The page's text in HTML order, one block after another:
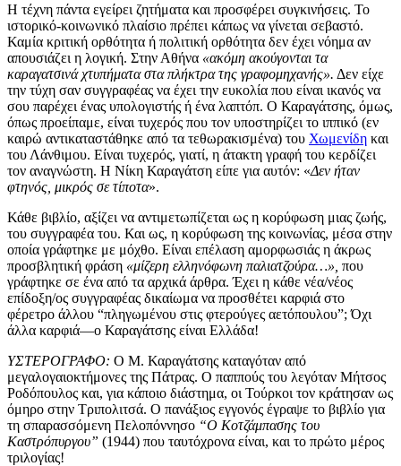
Η τέχνη πάντα εγείρει ζητήματα και προσφέρει συγκινήσεις. Το
ιστορικό-κοινωνικό πλαίσιο πρέπει κάπως να γίνεται σεβαστό.
Καμία κριτική ορθότητα ή πολιτική ορθότητα δεν έχει νόημα αν
απουσιάζει η λογική. Στην Αθήνα «ακόμη ακούγονται τα
καραγατσινά χτυπήματα στα πλήκτρα της γραφομηχανής». Δεν είχε
την τύχη σαν συγγραφέας να έχει την ευκολία που είναι ικανός να
σου παρέχει ένας υπολογιστής ή ένα λαπτόπ. Ο Καραγάτσης, όμως,
όπως προείπαμε, είναι τυχερός που τον υποστηρίζει το ιππικό (εν
καιρώ αντικαταστάθηκε από τα τεθωρακισμένα) του Χωμενίδη και
του Λάνθιμου. Είναι τυχερός, γιατί, η άτακτη γραφή του κερδίζει
τον αναγνώστη. Η Νίκη Καραγάτση είπε για αυτόν: «Δεν ήταν
φτηνός, μικρός σε τίποτα».
Κάθε βιβλίο, αξίζει να αντιμετωπίζεται ως η κορύφωση μιας ζωής,
του συγγραφέα του. Και ως, η κορύφωση της κοινωνίας, μέσα στην
οποία γράφτηκε με μόχθο. Είναι επέλαση αμορφωσιάς η άκρως
προσβλητική φράση «μίζερη ελληνόφωνη παλιατζούρα…», που
γράφτηκε σε ένα από τα αρχικά άρθρα.Έχει η κάθε νέα/νέος
επίδοξη/ος συγγραφέας δικαίωμα να προσθέτει καρφιά στο
φέρετρο άλλου “πληγωμένου στις φτερούγες αετόπουλου”; Όχι
άλλα καρφιά―ο Καραγάτσης είναι Ελλάδα!
ΥΣΤΕΡΟΓΡΑΦΟ: Ο Μ. Καραγάτσης καταγόταν από
μεγαλογαιοκτήμονες της Πάτρας. Ο παππούς του λεγόταν Μήτσος
Ροδόπουλος και, για κάποιο διάστημα, οι Τούρκοι τον κράτησαν ως
όμηρο στην Τριπολιτσά. Ο πανάξιος εγγονός έγραψε το βιβλίο για
τη σπαρασσόμενη Πελοπόννησο “Ο Κοτζάμπασης του
Καστρόπυργου” (1944) που ταυτόχρονα είναι, και το πρώτο μέρος
τριλογίας!